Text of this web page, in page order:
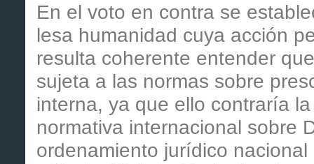
En el voto en contra se
lesa humanidad cuya acción
resulta coherente entender
sujeta a las normas sobre
interna, ya que ello contraría
normativa internacional sobre
ordenamiento jurídico